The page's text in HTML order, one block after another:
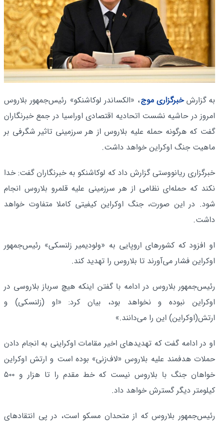
به گزارشخبرگزاری موج، ‌«الکساندر لوکاشنکو» رئیس‌جمهور بلاروس
امروز در حاشیه نشست اتحادیه اقتصادی اوراسیا در جمع خبرنگاران
گفت که هرگونه حمله علیه بلاروس از هر سرزمینی تاثیر شگرفی بر
ماهیت جنگ اوکراین خواهد داشت.
خبرگزاری ریانووستی گزارش داد که لوکاشنکو به خبرنگاران گفت: خدا
نکند که حمله‌ای نظامی از هر سرزمینی علیه قلمرو بلاروس انجام
شود. در این صورت، جنگ اوکراین کیفیتی کاملا متفاوت خواهد
داشت.
او افزود که کشورهای اروپایی به «ولودیمیر زلنسکی» رئیس‌جمهور
اوکراین فشار می‌آورند تا بلاروس را تهدید کند.
رئیس‌جمهور بلاروس در ادامه با گفتن اینکه هیچ سرباز بلاروسی در
اوکراین نبوده و نخواهد بود، بیان کرد: «او (زلنسکی) و
ارتش(اوکراین) این را می‌دانند.»
او در ادامه گفت که تهدیدهای اخیر مقامات اوکراینی به انجام دادن
حملات هدفمند علیه بلاروس «لاف‌زنی» بوده است و ارتش اوکراین
خواهان جنگ با بلاروس نیست که خط مقدم را تا هزار و ۵۰۰
کیلومتر دیگر گسترش خواهد داد.
رئیس‌جمهور بلاروس که از متحدان مسکو است، در پی انتقادهای